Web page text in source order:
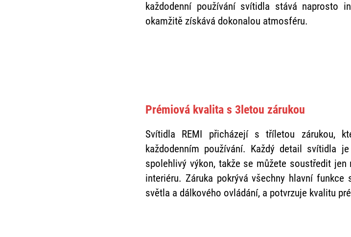
každodenní používání svítidla stává naprosto
okamžitě získává dokonalou atmosféru.
Prémiová kvalita s 3letou zárukou
Svítidla REMI přicházejí s tříletou zárukou,
každodenním používání. Každý detail svítidla
spolehlivý výkon, takže se můžete soustředit
interiéru. Záruka pokrývá všechny hlavní
světla a dálkového ovládání, a potvrzuje kvalitu